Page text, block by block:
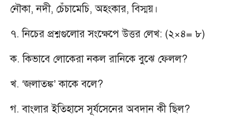
নৌকা, নদী, চেঁচামেচি, অহংকার, বিস্ময়।
৭. নিচের প্রশ্নগুলোর সংক্ষেপে উত্তর লেখ: (২×৪= ৮)
ক. কিভাবে লোকেরা নকল রানিকে বুঝে ফেলল?
খ. ‘জলাতঙ্ক’ কাকে বলে?
গ. বাংলার ইতিহাসে সূর্যসেনের অবদান কী ছিল?